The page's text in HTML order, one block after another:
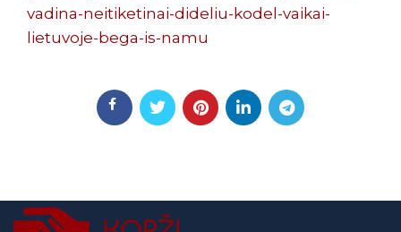
vadina-neitiketinai-dideliu-kodel-vaikai-
lietuvoje-bega-is-namu